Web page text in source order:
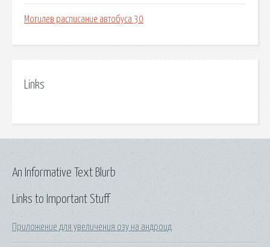
Могилев расписание автобуса 30
Links
Links to Important Stuff
Приложение для увеличения озу на андроид
An Informative Text Blurb